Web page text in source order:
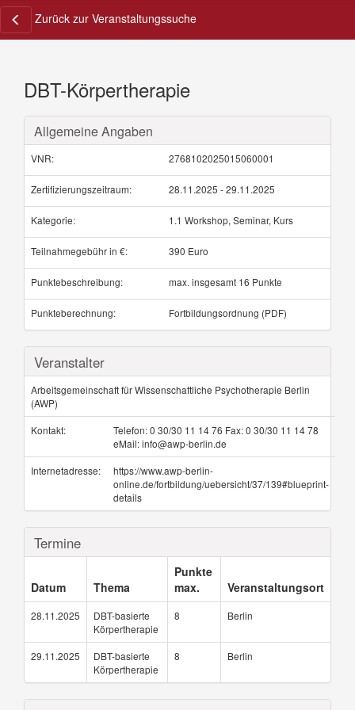
Zurück zur Veranstaltungssuche
DBT-Körpertherapie
Allgemeine Angaben
VNR: 2768102025015060001
Zertifizierungszeitraum: 28.11.2025 - 29.11.2025
Kategorie: 1.1 Workshop, Seminar, Kurs
Teilnahmegebühr in €: 390 Euro
Punktebeschreibung: max. insgesamt 16 Punkte
Punkteberechnung: Fortbildungsordnung (PDF)
Veranstalter
Arbeitsgemeinschaft für Wissenschaftliche Psychotherapie Berlin
(AWP)
Kontakt:
Telefon: 0 30/30 11 14 76 Fax: 0 30/30 11 14 78
eMail: info@awp-berlin.de
Internetadresse:
https://www.awp-berlin-
online.de/fortbildung/uebersicht/37/139#blueprint-
details
Termine
Datum Thema
Punkte
max.
Veranstaltungsort
28.11.2025
DBT-basierte
Körpertherapie
8 Berlin
29.11.2025
DBT-basierte
Körpertherapie
8 Berlin